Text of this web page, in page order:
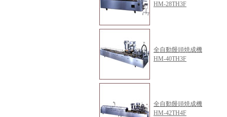
HM-28TH3F
全自動饅頭焼成機
HM-40TH3F
全自動饅頭焼成機
HM-42TH4F